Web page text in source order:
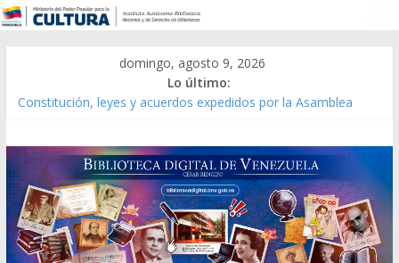
domingo, agosto 9, 2026
Lo último:
Constitución, leyes y acuerdos expedidos por la Asamblea
Modesta Bor Sánchez [material gráfico]
Gaceta Oficial de la República de Venezuela año CXXXIII Mes V,
Caracas 09 de marzo de 2006 N° 38.394
Catálogo temático de obras de Modesta Bor